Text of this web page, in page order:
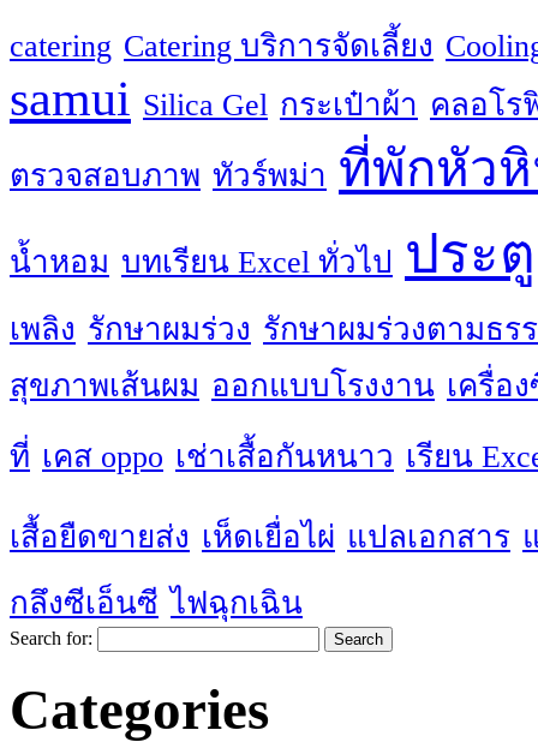
catering Catering บริการจัดเลี้ยง
samui Silica Gel กระเป๋าผ้า คลอโร
ตรวจสอบภาพ ทัวร์พม่า ที่พักหัว
น้ำหอม บทเรียน Excel ทั่วไป ประตู
เพลิง รักษาผมร่วง รักษาผมร่วงตามธร
สุขภาพเส้นผม ออกแบบโรงงาน เครื่อ
ที่ เคส oppo เช่าเสื้อกันหนาว เรียน
เสื้อยืดขายส่ง เห็ดเยื่อไผ่ แปลเอกสาร
กลึงซีเอ็นซี ไฟฉุกเฉิน
Search for:
Categories